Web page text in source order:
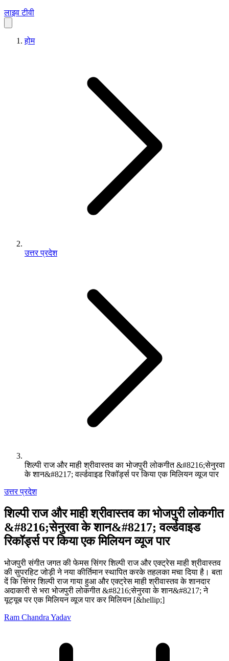
लाइव टीवी
होम
उत्तर प्रदेश
शिल्पी राज और माही श्रीवास्तव का भोजपुरी लोकगीत &#8216;सेनुरवा
के शान&#8217; वर्ल्डवाइड रिकॉर्ड्स पर किया एक मिलियन व्यूज पार
उत्तर प्रदेश
शिल्पी राज और माही श्रीवास्तव का भोजपुरी लोकगीत
&#8216;सेनुरवा के शान&#8217; वर्ल्डवाइड
रिकॉर्ड्स पर किया एक मिलियन व्यूज पार
भोजपुरी संगीत जगत की फेमस सिंगर शिल्पी राज और एक्ट्रेस माही श्रीवास्तव
की सुपरहिट जोड़ी ने नया कीर्तिमान स्थापित करके तहलका मचा दिया है। बता
दें कि सिंगर शिल्पी राज गाया हुआ और एक्ट्रेस माही श्रीवास्तव के शानदार
अदाकारी से भरा भोजपुरी लोकगीत &#8216;सेनुरवा के शान&#8217; ने
यूट्यूब पर एक मिलियन व्यूज पार कर मिलियन [&hellip;]
Ram Chandra Yadav